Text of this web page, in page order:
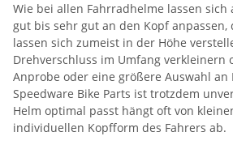
Wie bei allen Fahrradhelme lassen sich
gut bis sehr gut an den Kopf anpassen,
lassen sich zumeist in der Höhe
Drehverschluss im Umfang verkleinern
Anprobe oder eine größere Auswahl
Speedware Bike Parts ist trotzdem
Helm optimal passt hängt oft von
individuellen Kopfform des Fahrers ab.